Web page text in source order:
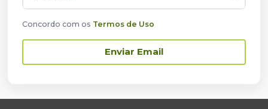
Concordo com os Termos de Uso
Enviar Email